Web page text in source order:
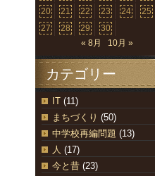
20
21 22 23 24 25
27
28 29
30
« 8月
10月 »
カテゴリー
IT (11)
まちづくり (50)
中学校再編問題 (13)
人 (17)
今と昔 (23)